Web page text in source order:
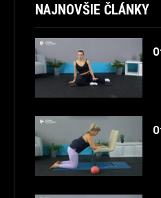
NAJNOVŠIE ČLÁNKY